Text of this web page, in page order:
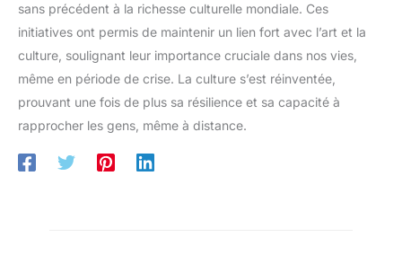
sans précédent à la richesse culturelle mondiale. Ces
initiatives ont permis de maintenir un lien fort avec l’art et la
culture, soulignant leur importance cruciale dans nos vies,
même en période de crise. La culture s’est réinventée,
prouvant une fois de plus sa résilience et sa capacité à
rapprocher les gens, même à distance.